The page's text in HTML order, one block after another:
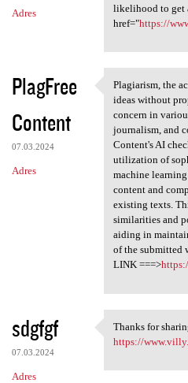
Adres
likelihood to get
href="https://
PlagFree
Content
07.03.2024
Adres
Plagiarism,
Plagiarism, the
ideas without
concern in
journalism, and
Content's AI
utilization of
machine
content and
existing texts.
similarities and
aiding in
of the submitted
LINK ===>
sdgfgf
07.03.2024
Adres
Thanks for
Thanks for
https://